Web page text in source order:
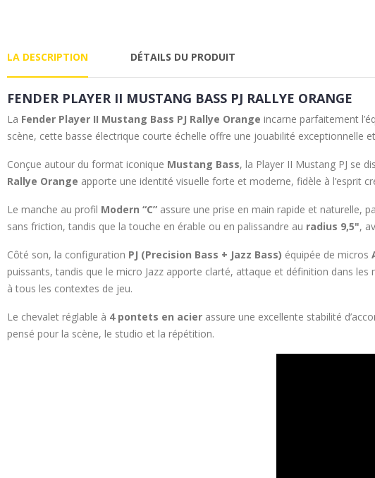
LA DESCRIPTION DÉTAILS DU PRODUIT
FENDER PLAYER II MUSTANG BASS PJ RALLYE ORANGE
La Fender Player II Mustang Bass PJ Rallye Orange incarne parfaitement
scène, cette basse électrique courte échelle offre une jouabilité
Conçue autour du format iconique Mustang Bass, la Player II Mustang PJ se
Rallye Orange apporte une identité visuelle forte et moderne, fidèle à l’esprit
Le manche au profil Modern “C” assure une prise en main rapide et naturelle,
sans friction, tandis que la touche en érable ou en palissandre au radius 9,5",
Côté son, la configuration PJ (Precision Bass + Jazz Bass) équipée de micros
puissants, tandis que le micro Jazz apporte clarté, attaque et définition dans
à tous les contextes de jeu.
Le chevalet réglable à 4 pontets en acier assure une excellente stabilité
pensé pour la scène, le studio et la répétition.